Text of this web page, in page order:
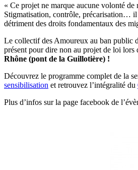
« Ce projet ne marque aucune volonté
Stigmatisation, contrôle, précarisation…
détriment des droits fondamentaux des
Le collectif des Amoureux au ban public
présent pour dire non au projet de loi lors
Rhône (pont de la Guillotière) !
Découvrez le programme complet de la
sensibilisation et retrouvez l’intégralité du
Plus d’infos sur la page facebook de